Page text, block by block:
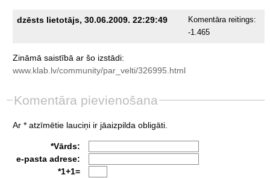
dzēsts lietotājs, 30.06.2009. 22:29:49
Komentāra reitings:
-1.465
Zināmā saistībā ar šo izstādi:
www.klab.lv/community/par_velti/326995.html
Komentāra pievienošana
Ar * atzīmētie lauciņi ir jāaizpilda obligāti.
*Vārds:
e-pasta adrese:
*1+1=